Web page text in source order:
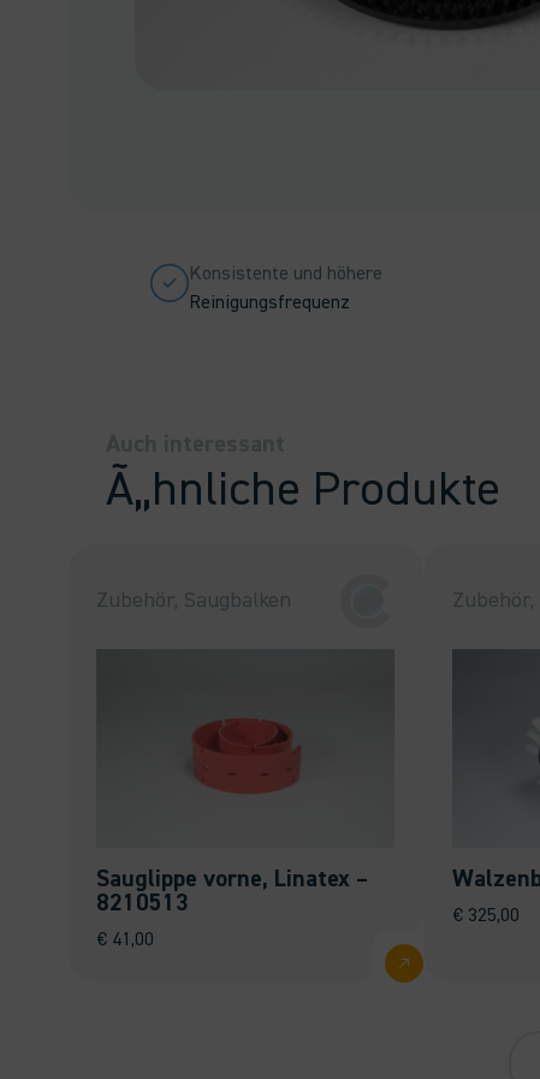
Konsistente und höhere
Reinigungsfrequenz
Ã„hnliche Produkte
Zubehör, Saugbalken
Sauglippe vorne, Linatex –
8210513
€ 41,00
€ 325,00